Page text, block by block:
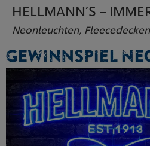
HELLMANN’S –
Neonleuchten,